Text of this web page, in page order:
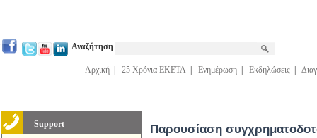
Αναζήτηση
Αρχική 25 Χρόνια ΕΚΕΤΑ Ενημέρωση Εκδηλώσεις
Support Παρουσίαση